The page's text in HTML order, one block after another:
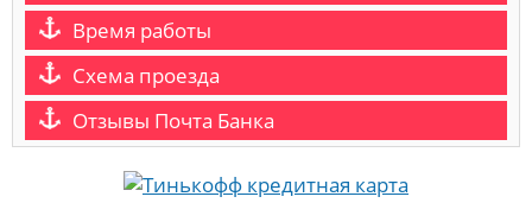
Время работы
Схема проезда
Отзывы Почта Банка